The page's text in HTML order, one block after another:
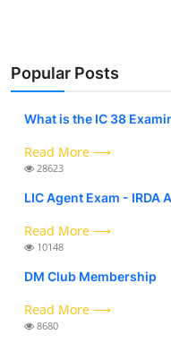
Popular Posts
What is the IC 38
Read More ⟶
28623
LIC Agent Exam - IRDA
Read More ⟶
10148
DM Club Membership
Read More ⟶
8680